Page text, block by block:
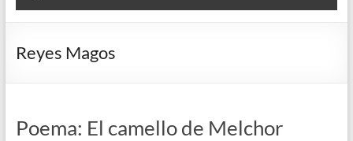
Reyes Magos
Poema: El camello de Melchor